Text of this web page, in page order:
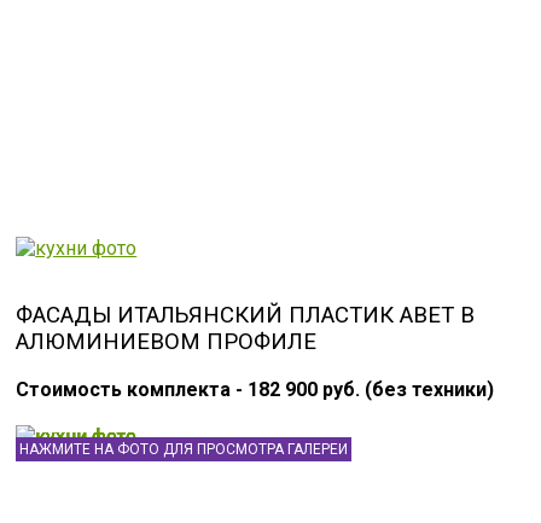
ФАСАДЫ ИТАЛЬЯНСКИЙ ПЛАСТИК ABET В
АЛЮМИНИЕВОМ ПРОФИЛЕ
Стоимость комплекта - 182 900 руб. (без техники)
НАЖМИТЕ НА ФОТО ДЛЯ ПРОСМОТРА ГАЛЕРЕИ